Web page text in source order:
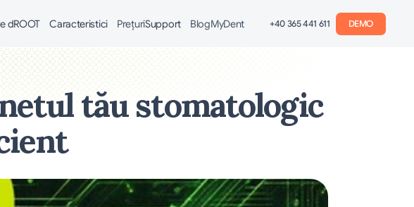
dROOT Caracteristici Support
Preţuri BlogMyDent +40 365 441 611 DEMO
tău stomatologic